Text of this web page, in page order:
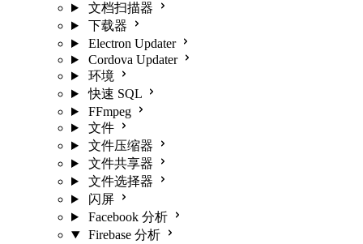
文档扫描器
下载器
Electron Updater
Cordova Updater
环境
快速 SQL
FFmpeg
文件
文件压缩器
文件共享器
文件选择器
闪屏
Facebook 分析
Firebase 分析